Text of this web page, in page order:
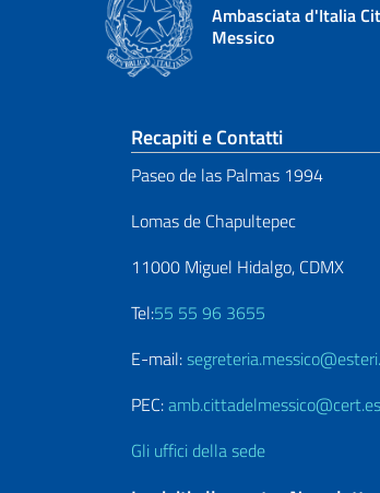
Ambasciata d'Italia
Messico
Sezione
Recapiti e Contatti
Paseo de las Palmas 1994
Lomas de Chapultepec
11000 Miguel Hidalgo, CDMX
Tel:55 55 96 3655
E-mail:
PEC:
Gli uffici della sede